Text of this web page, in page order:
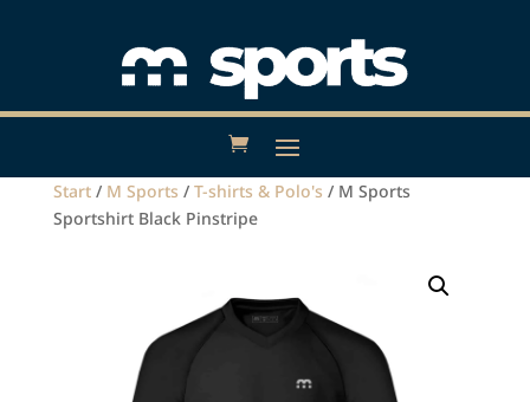
Start/ M Sports / T-shirts & Polo's / M Sports
Sportshirt Black Pinstripe